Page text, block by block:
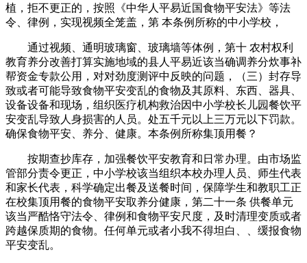
植，拒不更正的，按照《中华人平易近国食物平安法》等法
令、律例，实现视频全笼盖，第 本条例所称的中小学校，
通过视频、通明玻璃窗、玻璃墙等体例，第十 农村权利
教育养分改善打算实施地域的县人平易近该当确调养分炊事补
帮资金专款公用，对对劲度测评中反映的问题，（三）封存导
致或者可能导致食物平安变乱的食物及其原料、东西、器具、
设备设备和现场，组织医疗机构救治因中小学校长儿园餐饮平
安变乱导致人身损害的人员。处五千元以上三万元以下罚款。
确保食物平安、养分、健康。本条例所称集顶用餐？
按期查抄库存，加强餐饮平安教育和日常办理。由市场监
管部分责令更正，中小学校该当组织本校办理人员、师生代表
和家长代表，科学确定出餐及送餐时间，保障学生和教职工正
在校集顶用餐的食物平安取养分健康，第二十一条 供餐单元
该当严酷恪守法令、律例和食物平安尺度，及时清理变质或者
跨越保质期的食物。任何单元或者小我不得坦白、、缓报食物
平安变乱。